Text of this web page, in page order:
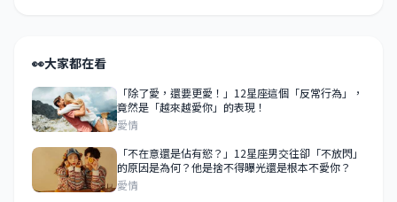
👀大家都在看
「除了愛，還要更愛！」12星座這個「反常行為」，
竟然是「越來越愛你」的表現！
愛情
「不在意還是佔有慾？」12星座男交往卻「不放閃」
的原因是為何？他是捨不得曝光還是根本不愛你？
愛情